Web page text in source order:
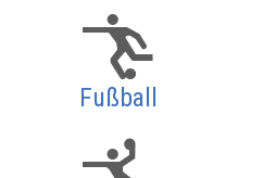
Fußball